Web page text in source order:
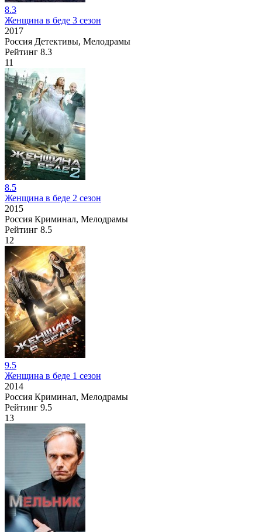
8.3
Женщина в беде 3 сезон
2017
Россия Детективы, Мелодрамы
Рейтинг 8.3
11
8.5
Женщина в беде 2 сезон
2015
Россия Криминал, Мелодрамы
Рейтинг 8.5
12
9.5
Женщина в беде 1 сезон
2014
Россия Криминал, Мелодрамы
Рейтинг 9.5
13